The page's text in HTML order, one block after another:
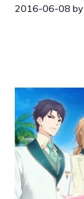
2016-06-08 by